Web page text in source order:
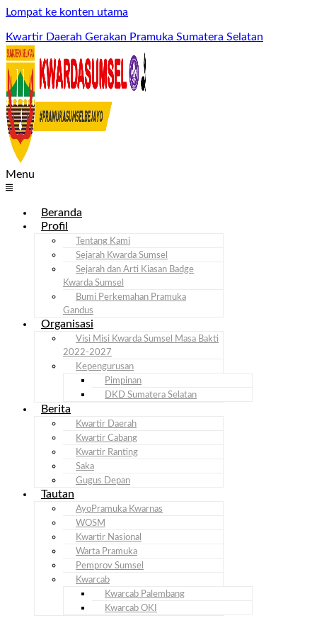
Lompat ke konten utama
Kwartir Daerah Gerakan Pramuka Sumatera Selatan
Menu
Beranda
Profil
Tentang Kami
Sejarah Kwarda Sumsel
Sejarah dan Arti Kiasan Badge
Kwarda Sumsel
Bumi Perkemahan Pramuka
Gandus
Organisasi
Visi Misi Kwarda Sumsel Masa Bakti
2022-2027
Kepengurusan
Pimpinan
DKD Sumatera Selatan
Berita
Kwartir Daerah
Kwartir Cabang
Kwartir Ranting
Saka
Gugus Depan
Tautan
AyoPramuka Kwarnas
WOSM
Kwartir Nasional
Warta Pramuka
Pemprov Sumsel
Kwarcab
Kwarcab Palembang
Kwarcab OKI